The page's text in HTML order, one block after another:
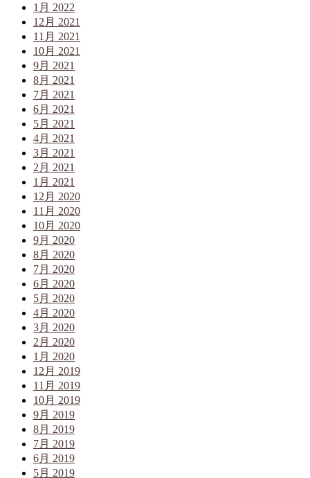
1月 2022
12月 2021
11月 2021
10月 2021
9月 2021
8月 2021
7月 2021
6月 2021
5月 2021
4月 2021
3月 2021
2月 2021
1月 2021
12月 2020
11月 2020
10月 2020
9月 2020
8月 2020
7月 2020
6月 2020
5月 2020
4月 2020
3月 2020
2月 2020
1月 2020
12月 2019
11月 2019
10月 2019
9月 2019
8月 2019
7月 2019
6月 2019
5月 2019